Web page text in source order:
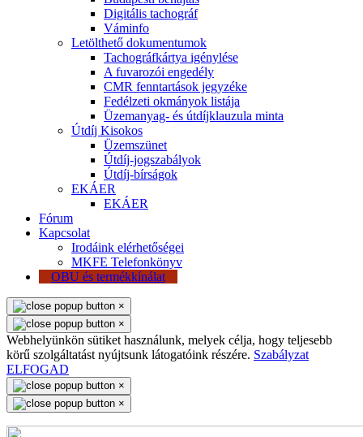
Digitális tachográf
Váminfo
Letölthető dokumentumok
Tachográfkártya igénylése
A fuvarozói engedély
CMR fenntartások jegyzéke
Fedélzeti okmányok listája
Üzemanyag- és útdíjklauzula minta
Útdíj Kisokos
Üzemszünet
Útdíj-jogszabályok
Útdíj-bírságok
EKÁER
EKÁER
Fórum
Kapcsolat
Irodáink elérhetőségei
MKFE Telefonkönyv
OBU és termékkínálat
×
×
Webhelyünkön sütiket használunk, melyek célja, hogy teljesebb
körű szolgáltatást nyújtsunk látogatóink részére. Szabályzat
ELFOGAD
×
×